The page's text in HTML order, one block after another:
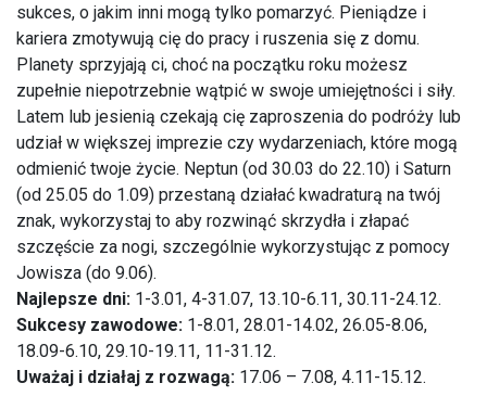
sukces, o jakim inni mogą tylko pomarzyć. Pieniądze i
kariera zmotywują cię do pracy i ruszenia się z domu.
Planety sprzyjają ci, choć na początku roku możesz
zupełnie niepotrzebnie wątpić w swoje umiejętności i siły.
Latem lub jesienią czekają cię zaproszenia do podróży lub
udział w większej imprezie czy wydarzeniach, które mogą
odmienić twoje życie. Neptun (od 30.03 do 22.10) i Saturn
(od 25.05 do 1.09) przestaną działać kwadraturą na twój
znak, wykorzystaj to aby rozwinąć skrzydła i złapać
szczęście za nogi, szczególnie wykorzystując z pomocy
Jowisza (do 9.06).
Najlepsze dni: 1-3.01, 4-31.07, 13.10-6.11, 30.11-24.12.
Sukcesy zawodowe: 1-8.01, 28.01-14.02, 26.05-8.06,
18.09-6.10, 29.10-19.11, 11-31.12.
Uważaj i działaj z rozwagą: 17.06 – 7.08, 4.11-15.12.